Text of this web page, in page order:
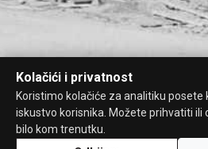
Kolačići i privatnost
Koristimo kolačiće za analitiku posete
iskustvo korisnika. Možete prihvatiti ili
bilo kom trenutku.